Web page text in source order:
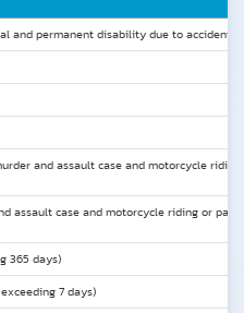
and permanent disability due to accident
and assault case and motorcycle riding
assault case and motorcycle riding or
365 days)
7 days)